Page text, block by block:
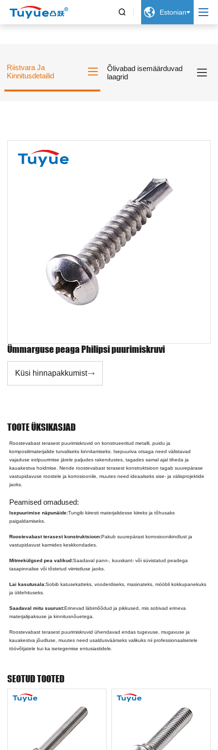
  Estonian
Riistvara Ja
Kinnitusdetailid
Õlivabad isemäärduvad
laagrid
Ümmarguse peaga Philipsi puurimiskruvi
Küsi hinnapakkumist
TOOTE ÜKSIKASJAD
Roostevabast terasest puurimiskruvid on konstrueeritud metalli, puidu ja
komposiitmaterjalide turvaliseks kinnitamiseks. Isepuuriva otsaga need välistavad
vajaduse eelpuurimise järele paljudes rakendustes, tagades samal ajal tiheda ja
kauakestva hoidmise. Nende roostevabast terasest konstruktsioon tagab suurepärase
vastupidavuse roostele ja korrosioonile, muutes need ideaalseks sise- ja välisprojektide
jaoks.
Peamised omadused:
Isepuurimise näpunäide:Tungib kiiresti materjalidesse kiireks ja tõhusaks
paigaldamiseks.
Roostevabast terasest konstruktsioon:Pakub suurepärast korrosioonikindlust ja
vastupidavust karmides keskkondades.
Mitmekülgsed pea valikud:Saadaval pann-, kuuskant- või süvistatud peadega
tasapinnalise või tõstetud viimistluse jaoks.
Lai kasutusala:Sobib katusekatteks, vooderdiseks, masinateks, mööbli kokkupanekuks
ja üldehituseks.
Saadaval mitu suurust:Erinevad läbimõõdud ja pikkused, mis sobivad erineva
materjalipaksuse ja kinnitusnõuetega.
Roostevabast terasest puurimiskruvid ühendavad endas tugevuse, mugavuse ja
kauakestva jõudluse, muutes need usaldusväärseks valikuks nii professionaalsetele
töövõtjatele kui ka isetegemise entusiastidele.
SEOTUD TOOTED